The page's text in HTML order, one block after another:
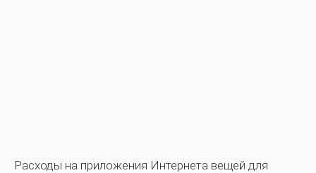
Расходы на приложения Интернета вещей для